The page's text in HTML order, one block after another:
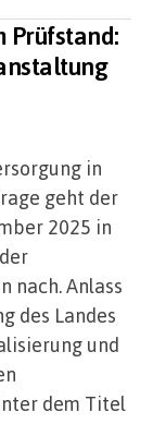
Prüfstand:
in
geht der
2025 in
nach. Anlass
des Landes
und
dem Titel